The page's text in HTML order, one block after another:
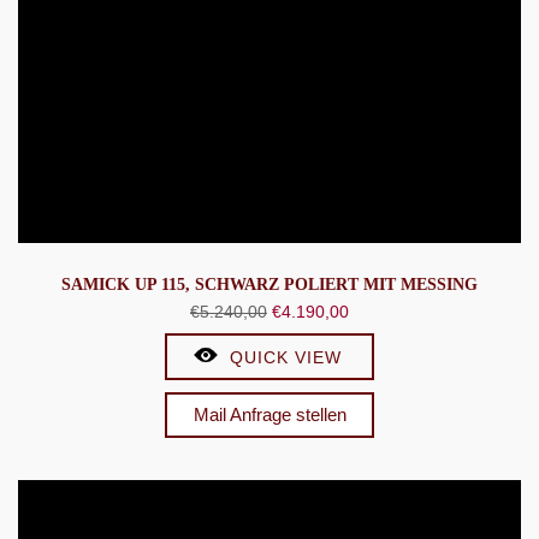
SAMICK UP 115, SCHWARZ POLIERT MIT MESSING
€5.240,00 Ursprünglicher
Preis
war:
€5.240,00
€4.190,00Aktueller
Preis
€4.190,00.
QUICK VIEW
Mail Anfrage stellen